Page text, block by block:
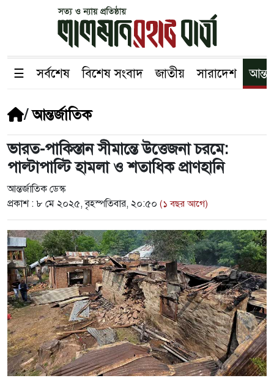
☰ সর্বশেষ বিশেষ সংবাদ জাতীয় সারাদেশ
/আন্তর্জাতিক
ভারত-পাকিস্তান সীমান্তে উত্তেজনা চরমে:
পাল্টাপাল্টি হামলা ও শতাধিক প্রাণহানি
আন্তর্জাতিক ডেস্ক
প্রকাশ : ৮ মে ২০২৫, বৃহস্পতিবার, ২০:৫০ (১ বছর আগে)